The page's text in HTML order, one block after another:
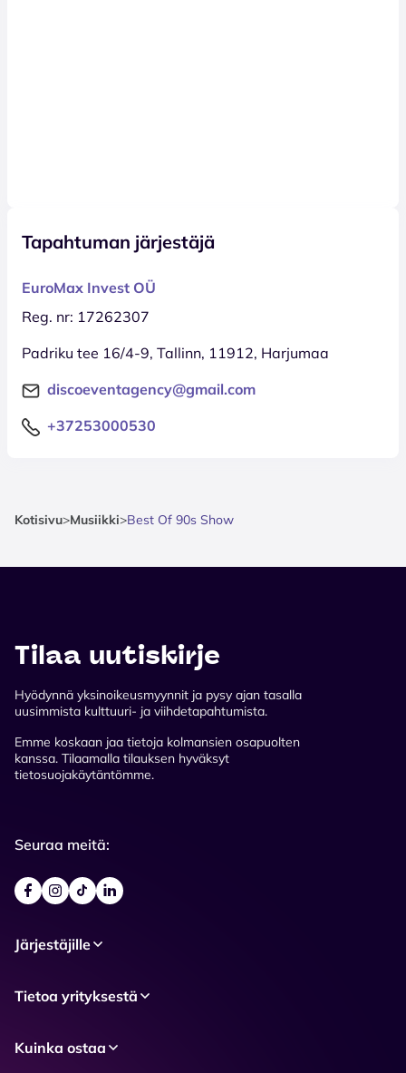
Tapahtuman järjestäjä
EuroMax Invest OÜ
Reg. nr: 17262307
Padriku tee 16/4-9, Tallinn, 11912, Harjumaa
discoeventagency@gmail.com
+37253000530
Kotisivu>Musiikki>Best Of 90s Show
Tilaa uutiskirje
Hyödynnä yksinoikeusmyynnit ja pysy ajan tasalla
uusimmista kulttuuri- ja viihdetapahtumista.
Emme koskaan jaa tietoja kolmansien osapuolten
kanssa. Tilaamalla tilauksen hyväksyt
tietosuojakäytäntömme.
Seuraa meitä:
Järjestäjille
Tietoa yrityksestä
Kuinka ostaa